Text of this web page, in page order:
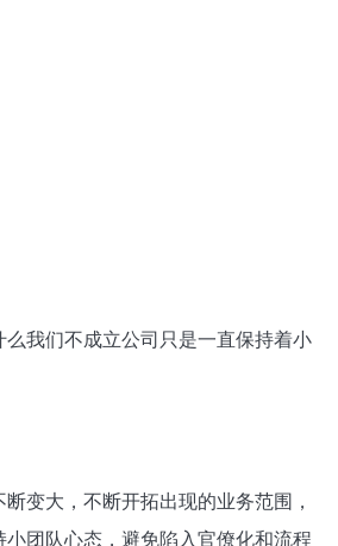
我们不成立公司只是一直保持着小
变大，不断开拓出现的业务范围，
团队心态，避免陷入官僚化和流程